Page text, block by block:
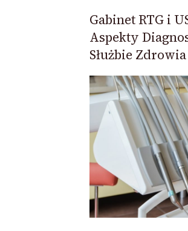
Gabinet RTG i
Aspekty
Służbie Zdrowia